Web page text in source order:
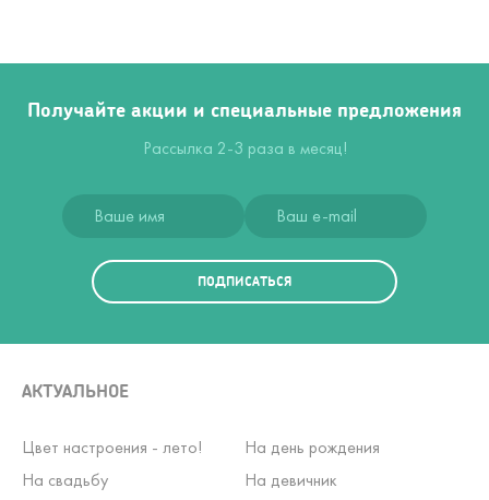
Получайте акции и специальные предложения
Рассылка 2-3 раза в месяц!
ПОДПИСАТЬСЯ
АКТУАЛЬНОЕ
Цвет настроения - лето!
На день рождения
На свадьбу
На девичник